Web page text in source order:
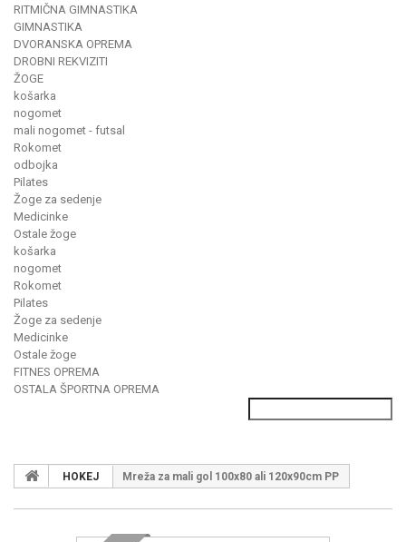
RITMIČNA GIMNASTIKA
GIMNASTIKA
DVORANSKA OPREMA
DROBNI REKVIZITI
ŽOGE
košarka
nogomet
mali nogomet - futsal
Rokomet
odbojka
Pilates
Žoge za sedenje
Medicinke
Ostale žoge
košarka
nogomet
Rokomet
Pilates
Žoge za sedenje
Medicinke
Ostale žoge
FITNES OPREMA
OSTALA ŠPORTNA OPREMA
HOKEJ Mreža za mali gol 100x80 ali 120x90cm PP